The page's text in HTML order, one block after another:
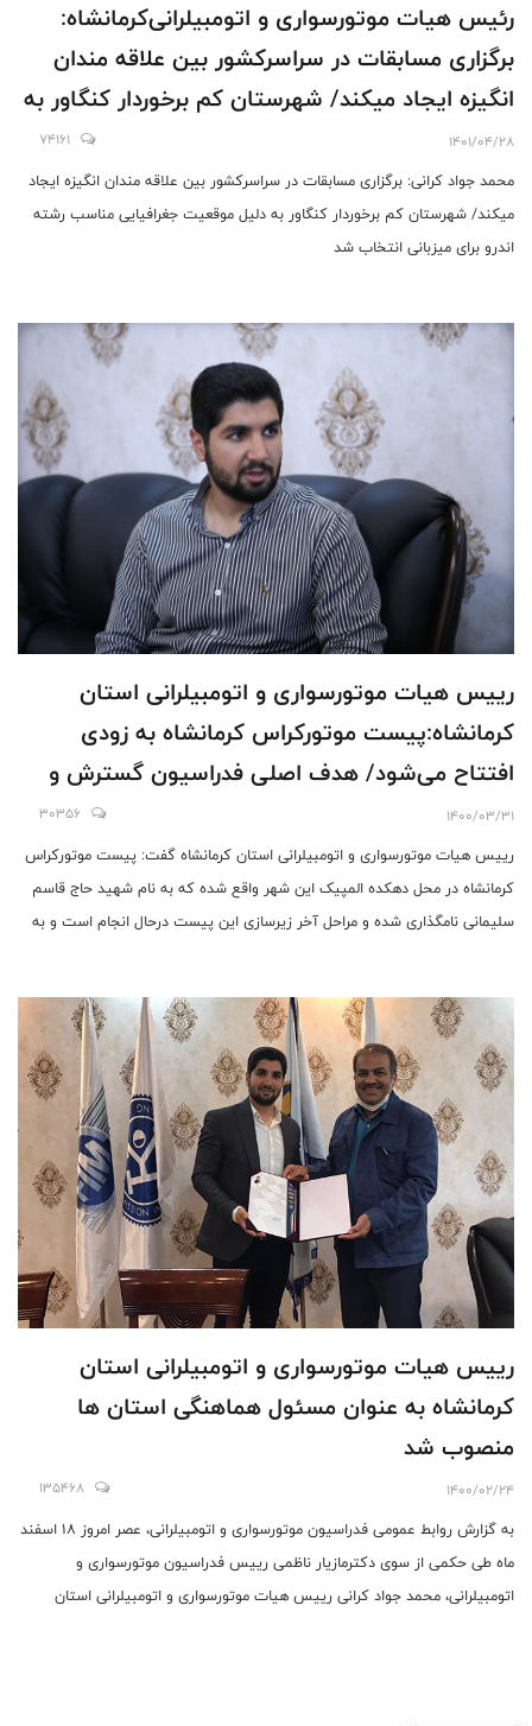
رئیس هیات موتورسواری و اتومبیلرانی‌کرمانشاه:
برگزاری مسابقات در سراسرکشور بین علاقه مندان
انگیزه ایجاد میکند/ شهرستان کم برخوردار کنگاور به
دلیل موقعیت جغرافیایی مناسب رشته اندرو برای
میزبانی انتخاب شد
1401/04/28
74161
محمد جواد کرانی: برگزاری مسابقات در سراسرکشور بین علاقه مندان انگیزه ایجاد
میکند/ شهرستان کم برخوردار کنگاور به دلیل موقعیت جغرافیایی مناسب رشته
اندرو برای میزبانی انتخاب شد
رییس هیات موتورسواری و اتومبیلرانی استان
کرمانشاه:پیست موتورکراس کرمانشاه به زودی
افتتاح می‌شود/ هدف اصلی فدراسیون گسترش و
توسعه رشته موتورسواری و اتومبیلرانی در همه
استان هااست
1400/03/31
30356
رییس هیات موتورسواری و اتومبیلرانی استان کرمانشاه گفت: پیست موتورکراس
کرمانشاه در محل دهکده المپیک این شهر واقع شده که به نام شهید حاج قاسم
سلیمانی نامگذاری شده و مراحل آخر زیرسازی این پیست درحال انجام است و به
رییس هیات موتورسواری و اتومبیلرانی استان
کرمانشاه به عنوان مسئول هماهنگی استان ها
منصوب شد
1400/02/24
135468
به گزارش روابط عمومی فدراسیون موتورسواری و اتومبیلرانی، عصر امروز ۱۸ اسفند
ماه طی حکمی از سوی دکترمازیار ناظمی رییس فدراسیون موتورسواری و
اتومبیلرانی، محمد جواد کرانی رییس هیات موتورسواری و اتومبیلرانی استان